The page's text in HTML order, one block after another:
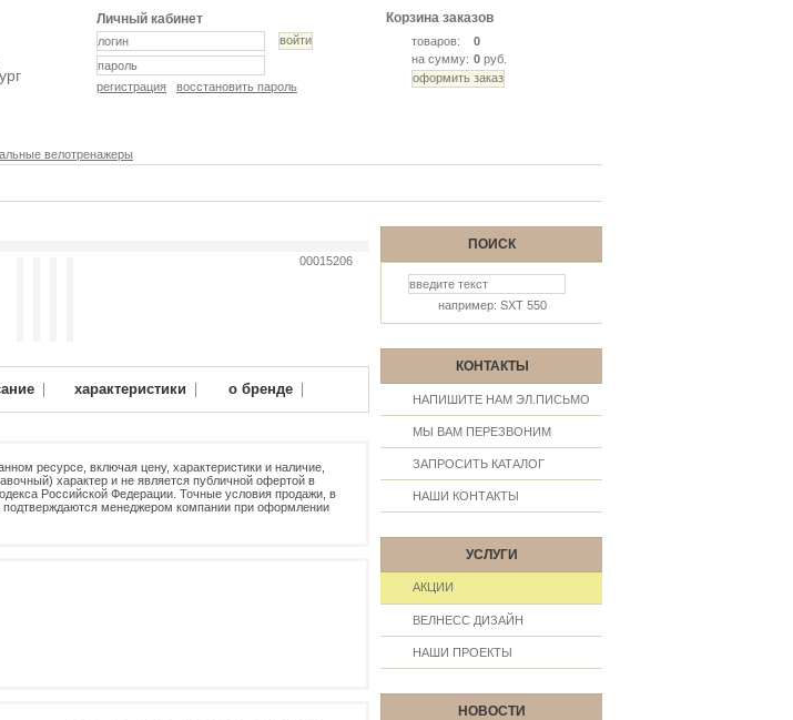
Личный кабинет
регистрация восстановить пароль
Корзина заказов
товаров:
0
на сумму: 0 руб.
велотренажеры
00015206
| характеристики | о бренде |
ресурсе, включая цену, характеристики и наличие,
характер и не является публичной офертой в
Российской Федерации. Точные условия продажи, в
подтверждаются менеджером компании при оформлении
ПОИСК
например: SXT 550
КОНТАКТЫ
НАПИШИТЕ НАМ ЭЛ.ПИСЬМО
МЫ ВАМ ПЕРЕЗВОНИМ
ЗАПРОСИТЬ КАТАЛОГ
НАШИ КОНТАКТЫ
УСЛУГИ
АКЦИИ
ВЕЛНЕСС ДИЗАЙН
НАШИ ПРОЕКТЫ
НОВОСТИ